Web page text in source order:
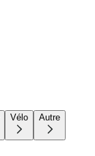
Vélo Autre